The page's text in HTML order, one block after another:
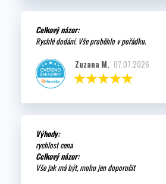
Celkový názor:
Rychlé dodání. Vše proběhlo v pořádku.
Zuzana M. 07.07.2026
Výhody:
rychlost cena
Celkový názor:
Vše jak má být, mohu jen doporučit